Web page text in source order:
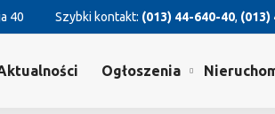
40 Szybki kontakt: (013) 44-640-40, (013)
Ogłoszenia